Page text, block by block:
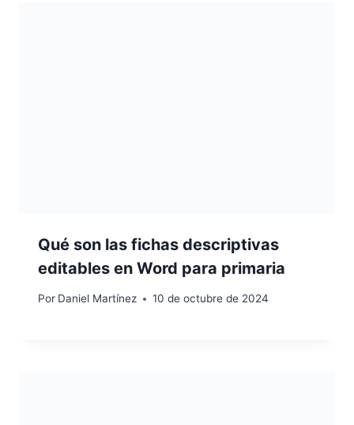
Qué son las fichas descriptivas
editables en Word para primaria
Por Daniel Martínez 10 de octubre de 2024